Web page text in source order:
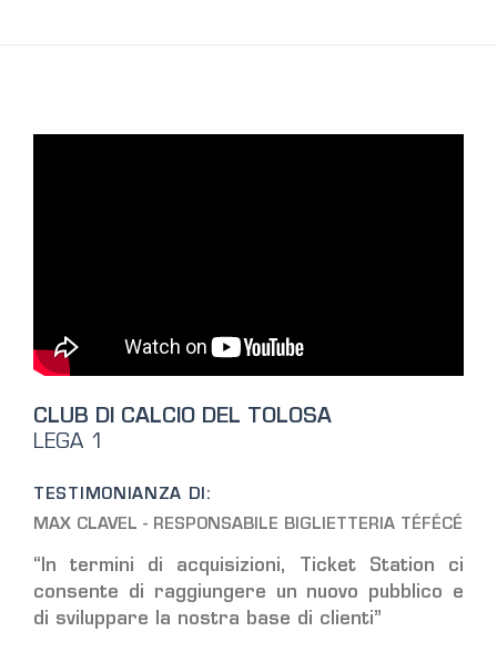
CLUB DI CALCIO DEL TOLOSA
LEGA 1
TESTIMONIANZA DI:
MAX CLAVEL - RESPONSABILE BIGLIETTERIA TÉFÉCÉ
“In termini di acquisizioni, Ticket Station ci
consente di raggiungere un nuovo pubblico e
di sviluppare la nostra base di clienti”